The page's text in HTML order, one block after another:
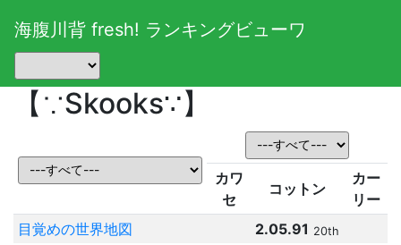
海腹川背 fresh! ランキングビューワ
【∵Skooks∵】
カワ
セ
コットン
カー
リー
目覚めの世界地図
2.05.91 20th